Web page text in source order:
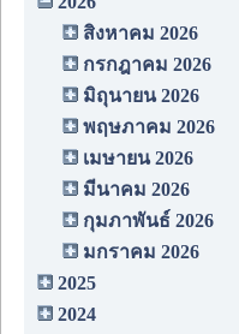
สิงหาคม 2026
กรกฎาคม 2026
มิถุนายน 2026
พฤษภาคม 2026
เมษายน 2026
มีนาคม 2026
กุมภาพันธ์ 2026
มกราคม 2026
2025
2024